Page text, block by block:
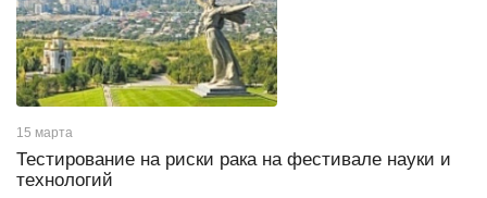
15 марта
Тестирование на риски рака на фестивале науки и
технологий